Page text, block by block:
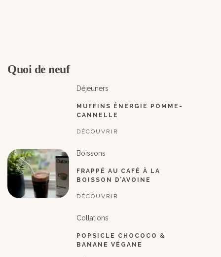
Quoi de neuf
Déjeuners
MUFFINS ÉNERGIE POMME-
CANNELLE
DÉCOUVRIR
Boissons
FRAPPÉ AU CAFÉ À LA
BOISSON D’AVOINE
DÉCOUVRIR
Collations
POPSICLE CHOCOCO &
BANANE VÉGANE